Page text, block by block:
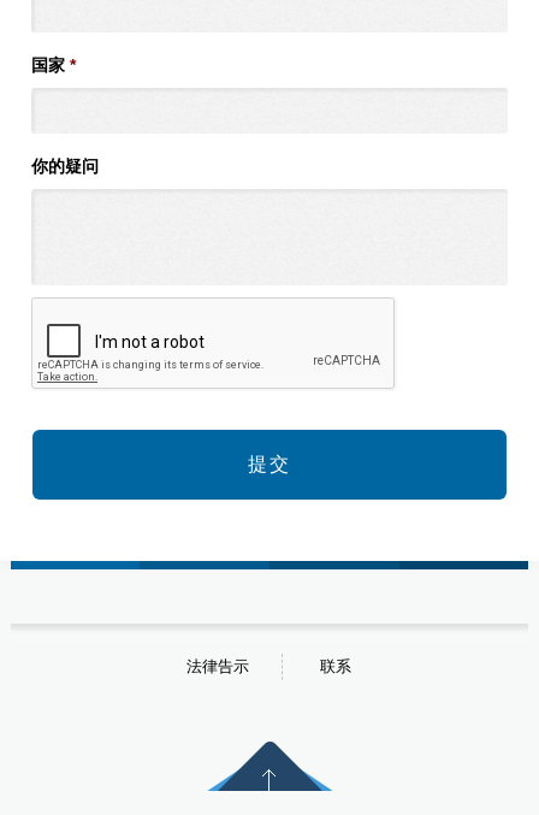
国家 *
你的疑问
法律告示 联系